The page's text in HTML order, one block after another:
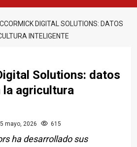
DIGITAL SOLUTIONS: DATOS
INTELIGENTE
Solutions: datos
la agricultura
mayo, 2026 615
ha desarrollado sus